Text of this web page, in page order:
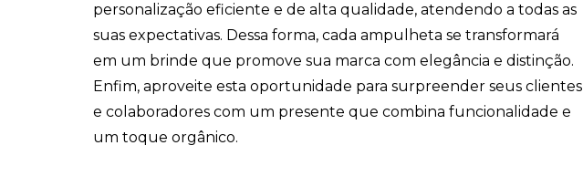
personalização eficiente e de alta qualidade, atendendo a todas as
suas expectativas. Dessa forma, cada ampulheta se transformará
em um brinde que promove sua marca com elegância e distinção.
Enfim, aproveite esta oportunidade para surpreender seus clientes
e colaboradores com um presente que combina funcionalidade e
um toque orgânico.